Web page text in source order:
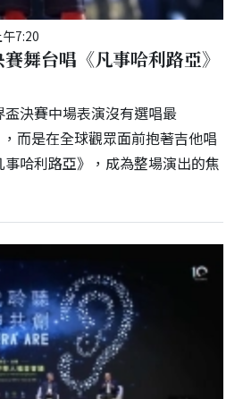
7:20
舞台唱《凡事哈利路亞》
決賽中場表演沒有選唱最
而是在全球觀眾面前抱著吉他唱
哈利路亞》，成為整場演出的焦